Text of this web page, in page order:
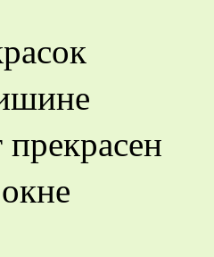
прекрасен